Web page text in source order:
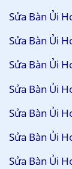
Sửa Bàn Ủi
Sửa Bàn Ủi
Sửa Bàn Ủi
Sửa Bàn Ủi
Sửa Bàn Ủi
Sửa Bàn Ủi
Sửa Bàn Ủi